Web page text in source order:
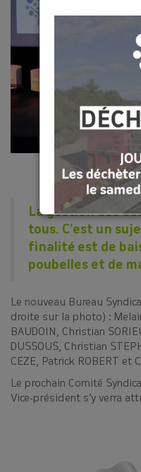
🤔Réduire vos
Le SMICTOM
leur
composteurs
Voici
👉Samedi
👉 Samedi
Réservez votre
La gestion des
tous. C’est un
finalité est de
poubelles et de
Le nouveau Bureau
droite sur la photo) :
BAUDOIN, Christian
DUSSOUS, Christian
CEZE, Patrick ROBERT et
Le prochain Comité
Vice-président s’y verra